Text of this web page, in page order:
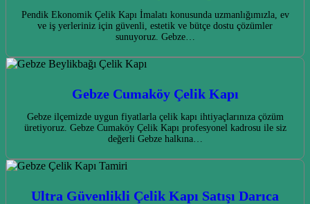
Pendik Ekonomik Çelik Kapı İmalatı konusunda uzmanlığımızla, ev
ve iş yerleriniz için güvenli, estetik ve bütçe dostu çözümler
sunuyoruz. Gebze…
Gebze Cumaköy Çelik Kapı
Gebze ilçemizde uygun fiyatlarla çelik kapı ihtiyaçlarınıza çözüm
üretiyoruz. Gebze Cumaköy Çelik Kapı profesyonel kadrosu ile siz
değerli Gebze halkına…
Ultra Güvenlikli Çelik Kapı Satışı Darıca